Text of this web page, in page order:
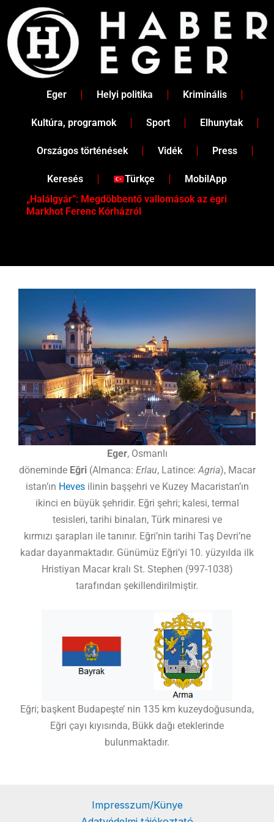
content
Eger Helyi politika Kriminális
Kultúra, programok Sport Elhunytak
Országos történések Vidék Press
Keresés Türkçe
MobilApp
„Halálgyár”: Megdöbbentő vallomások az egri
Markhot Ferenc Kórházról
Eger, Osmanlı
döneminde Eğri(Almanca: Erlau, Latince: Agria), Macar
istan’ın Hevesilinin başşehri ve Kuzey Macaristan’ın
ikinci en büyük şehridir. Eğri şehri; kalesi, termal
tesisleri, tarihi binaları, Türk minaresi ve
kırmızı şarapları ile tanınır. Eğri’nin tarihi Taş Devri’ne
kadar dayanmaktadır. Günümüz Eğri’yi 10. yüzyılda ilk
Hristiyan Macar kralı St. Stephen (997-1038)
tarafından şekillendirilmiştir.
Eğri; başkent Budapeşte’ nin 135 km kuzeydoğusunda,
Eğri çayı kıyısında, Bükk dağı eteklerinde
bulunmaktadır.
Impresszum/Künye